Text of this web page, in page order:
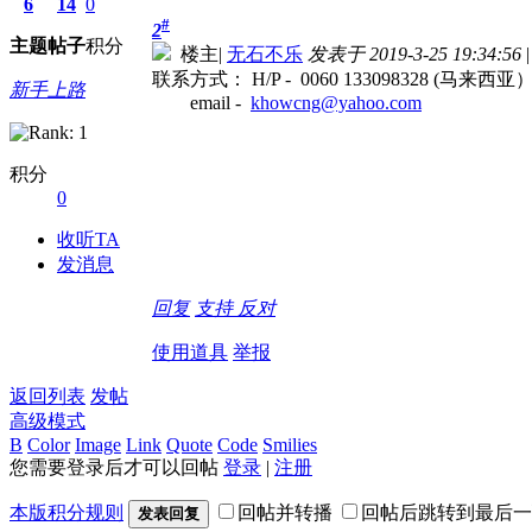
主题帖子积分
新手上路
积分
0
收听TA
发消息
2#
楼主| 无石不乐 发表于 2019-3-25 19:34:56 |
联系方式： H/P - 0060 133098328 (马来西亚）
email - khowcng@yahoo.com
回复 支持 反对
使用道具 举报
返回列表 发帖
高级模式
B Color Image Link Quote Code Smilies
您需要登录后才可以回帖 登录 | 注册
本版积分规则 发表回复 回帖并转播 回帖后跳转到最后